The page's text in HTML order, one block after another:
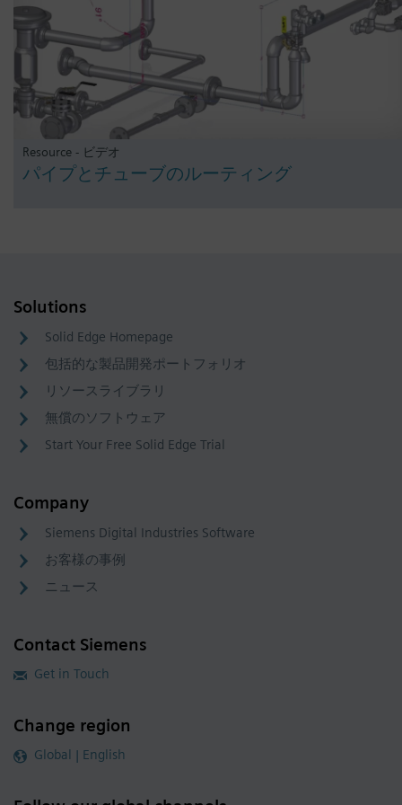
Resource - ビデオ
パイプとチューブのルーティング
Solutions
Solid Edge Homepage
包括的な製品開発ポートフォリオ
リソースライブラリ
無償のソフトウェア
Start Your Free Solid Edge Trial
Company
Siemens Digital Industries Software
お客様の事例
ニュース
Contact Siemens
Get in Touch
Change region
Global | English